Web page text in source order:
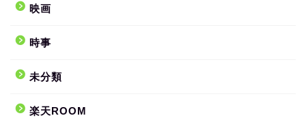
映画
時事
未分類
楽天ROOM